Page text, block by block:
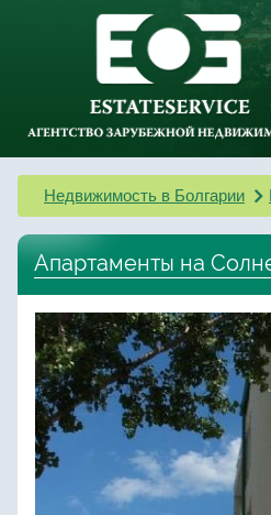
Недвижимость в Болгарии
Апартаменты на